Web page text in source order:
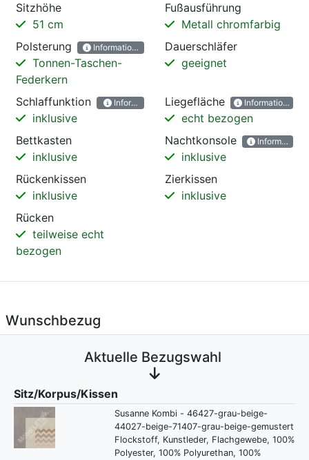
Sitzhöhe
51 cm
Fußausführung
Metall chromfarbig
Polsterung
Informationen
Tonnen-Taschen-
Federkern
Dauerschläfer
geeignet
Schlaffunktion Informationen
inklusive
Liegefläche Informationen
echt bezogen
Bettkasten
inklusive
Nachtkonsole
inklusive
Rückenkissen
inklusive
Zierkissen
inklusive
Rücken
teilweise echt
bezogen
Wunschbezug
Aktuelle Bezugswahl
Sitz/Korpus/Kissen
Susanne Kombi - 46427-grau-beige-
44027-beige-71407-grau-beige-gemustert
Flockstoff, Kunstleder, Flachgewebe, 100%
Polyester, 100% Polyurethan, 100%